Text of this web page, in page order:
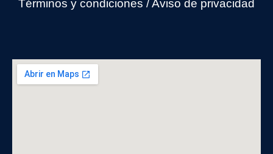
Términos y condiciones /Aviso de privacidad